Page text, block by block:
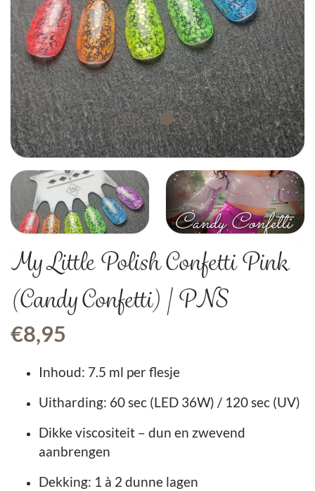
My Little Polish Confetti Pink
(Candy Confetti) | PNS
€8,95
Inhoud: 7.5 ml per flesje
Uitharding: 60 sec (LED 36W) / 120 sec (UV)
Dikke viscositeit – dun en zwevend
aanbrengen
Dekking: 1 à 2 dunne lagen